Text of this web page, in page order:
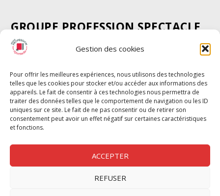
Gestion des cookies
Pour offrir les meilleures expériences, nous utilisons des technologies
telles que les cookies pour stocker et/ou accéder aux informations des
appareils. Le fait de consentir à ces technologies nous permettra de
traiter des données telles que le comportement de navigation ou les ID
uniques sur ce site. Le fait de ne pas consentir ou de retirer son
consentement peut avoir un effet négatif sur certaines caractéristiques
et fonctions.
ACCEPTER
REFUSER
GROUPE PROFESSION SPECTACLE
Chèque Intermittents
Chèque Compta
Chèque Emploi Spectacle
G-Pods
Profession Audio-visuel
Le Cahier Pro
Suivre Suivre